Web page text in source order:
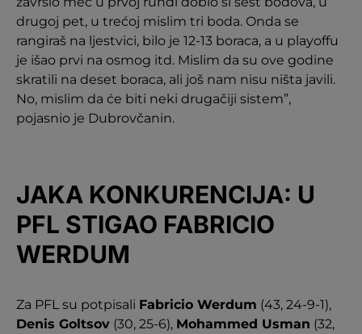
drugoj pet, u trećoj mislim tri boda. Onda se
rangiraš na ljestvici, bilo je 12-13 boraca, a u playoffu
je išao prvi na osmog itd. Mislim da su ove godine
skratili na deset boraca, ali još nam nisu ništa javili.
No, mislim da će biti neki drugačiji sistem”,
pojasnio je Dubrovčanin.
JAKA KONKURENCIJA: U
PFL STIGAO FABRICIO
WERDUM
Za PFL su potpisali Fabricio Werdum (43, 24-9-1),
Denis Goltsov (30, 25-6), Mohammed Usman (32,